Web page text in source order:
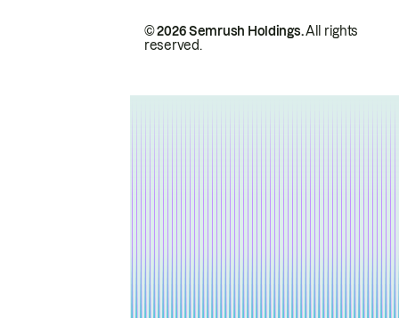
© 2026 Semrush Holdings.All rights
reserved.